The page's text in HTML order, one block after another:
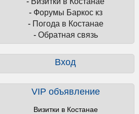
- Форумы Баркос кз
- Погода в Костанае
- Обратная связь
Вход
VIP объявление
Визитки в Костанае